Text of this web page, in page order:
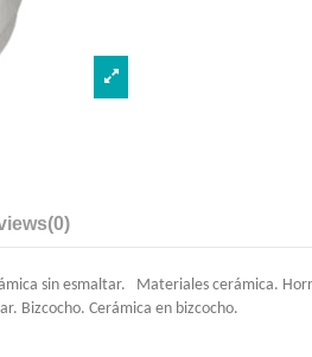
(0)
sin esmaltar. Materiales cerámica.
Bizcocho. Cerámica en bizcocho.